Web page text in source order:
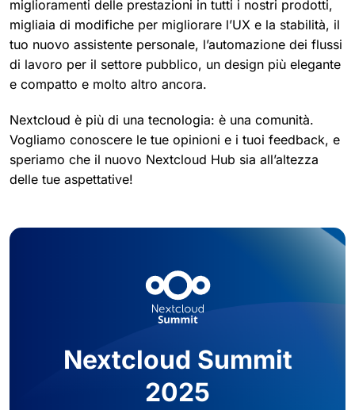
miglioramenti delle prestazioni in tutti i nostri prodotti,
migliaia di modifiche per migliorare l’UX e la stabilità, il
tuo nuovo assistente personale, l’automazione dei flussi
di lavoro per il settore pubblico, un design più elegante
e compatto e molto altro ancora.
Nextcloud è più di una tecnologia: è una comunità.
Vogliamo conoscere le tue opinioni e i tuoi feedback, e
speriamo che il nuovo Nextcloud Hub sia all’altezza
delle tue aspettative!
Nextcloud Summit
2025